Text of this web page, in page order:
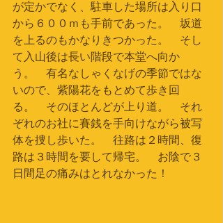
が定かでなく、駐車した場所は入り口
から６００ｍも手前であった。　坂道
を上るのもかなりきつかった。　そし
て入山後は長い階段で本堂へ向か
う。　有名なしゃくなげの季節ではな
いので、紫陽花をもとめて歩き回
る。　そのほとんどが上り道。　それ
ぞれのお社に賽銭を手向けながら被写
体を捜し歩いた。　往路は２時間、復
路は３時間を要して帰宅。　お陰で３
日間足の痛みはとれなかった！